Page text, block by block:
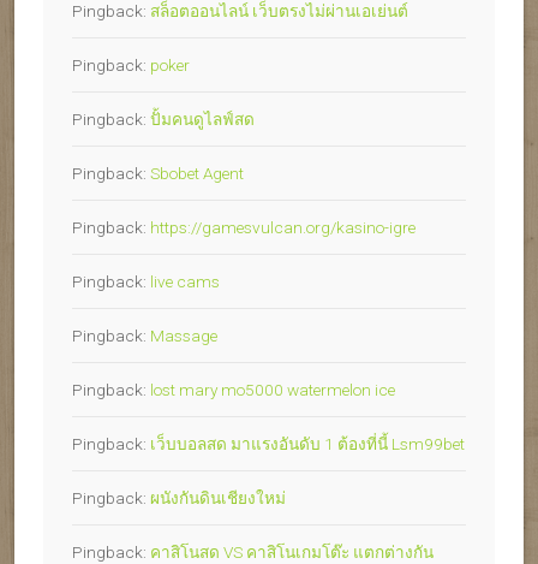
Pingback: สล็อตออนไลน์ เว็บตรงไม่ผ่านเอเย่นต์
Pingback: poker
Pingback: ปั้มคนดูไลฟ์สด
Pingback: Sbobet Agent
Pingback: https://gamesvulcan.org/kasino-igre
Pingback: live cams
Pingback: Massage
Pingback: lost mary mo5000 watermelon ice
Pingback: เว็บบอลสด มาแรงอันดับ 1 ต้องที่นี้ Lsm99bet
Pingback: ผนังกันดินเชียงใหม่
Pingback: คาสิโนสด VS คาสิโนเกมโต๊ะ แตกต่างกัน